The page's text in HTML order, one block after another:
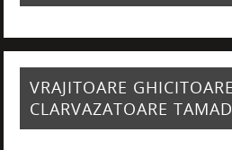
VRAJITOARE GHICITOARE
CLARVAZATOARE